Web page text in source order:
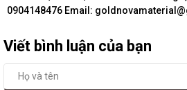
0904148476 Email:
Viết bình luận của bạn